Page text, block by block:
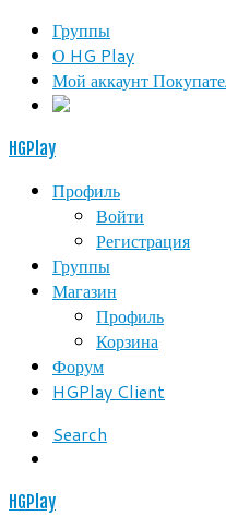
Группы
О HG Play
Мой аккаунт
HGPlay
Профиль
Войти
Регистрация
Группы
Магазин
Профиль
Корзина
Форум
HGPlay Client
Search
HGPlay